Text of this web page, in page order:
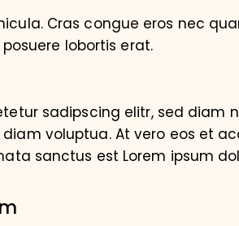
Cras congue eros nec
lobortis erat.
sadipscing elitr, sed
voluptua. At vero eos et
sanctus est Lorem ipsum